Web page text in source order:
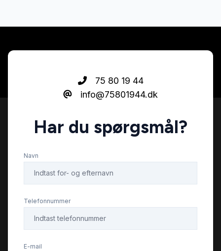
75 80 19 44
info@75801944.dk
Har du spørgsmål?
Navn
Telefonnummer
E-mail